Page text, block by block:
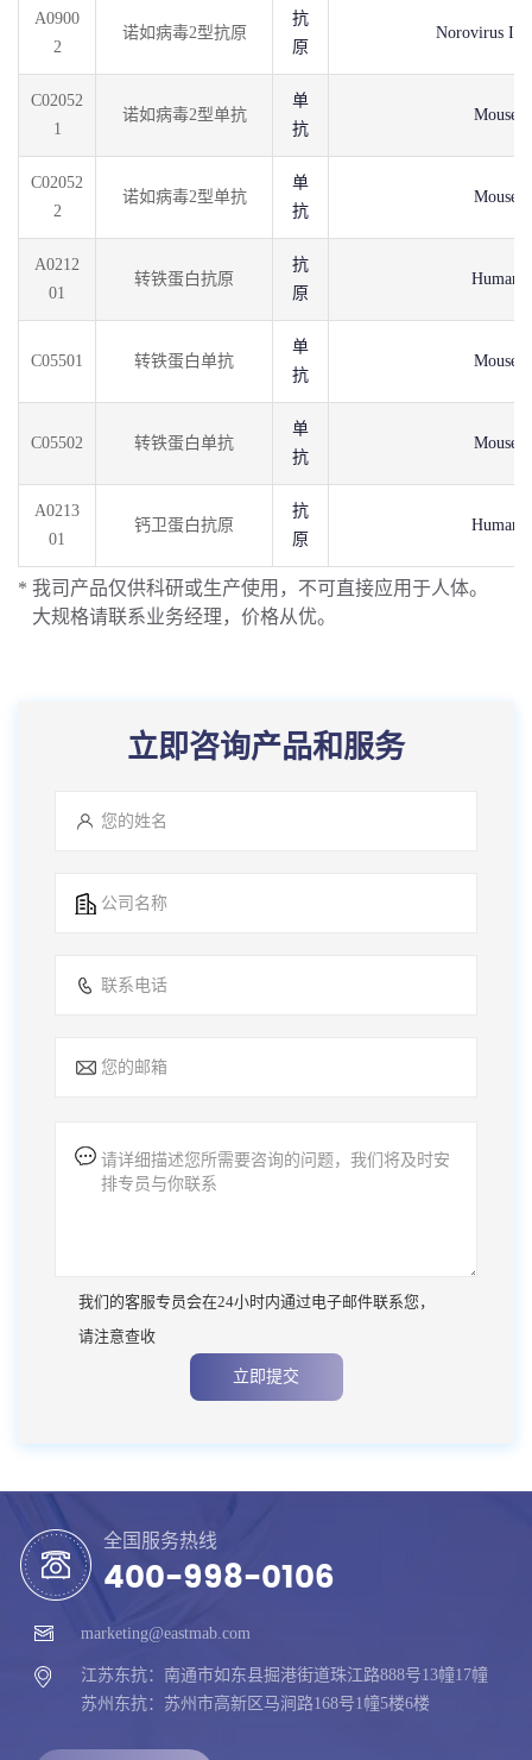
A0900
2
诺如病毒2型抗原
抗
原
Norovirus II
C02052
1
诺如病毒2型单抗
单
抗
Mouse
C02052
2
诺如病毒2型单抗
单
抗
Mouse
A0212
01
转铁蛋白抗原
抗
原
Human
C05501 转铁蛋白单抗
单
抗
Mouse
C05502 转铁蛋白单抗
单
抗
Mouse
A0213
01
钙卫蛋白抗原
抗
原
Human
* 我司产品仅供科研或生产使用，不可直接应用于人体。
大规格请联系业务经理，价格从优。
立即咨询产品和服务
我们的客服专员会在24小时内通过电子邮件联系您，
请注意查收
立即提交
全国服务热线
400-998-0106
marketing@eastmab.com
江苏东抗：南通市如东县掘港街道珠江路888号13幢17幢
苏州东抗：苏州市高新区马涧路168号1幢5楼6楼